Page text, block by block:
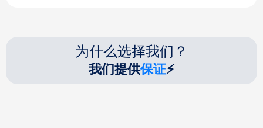
为什么选择我们？
我们提供保证⚡